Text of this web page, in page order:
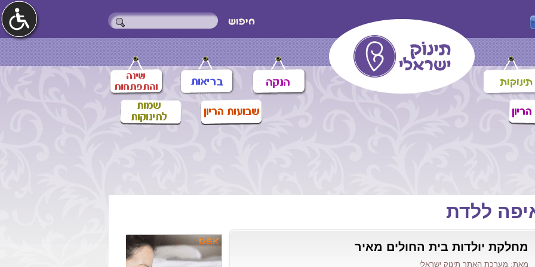
ללדת
מחלקת יולדות בית החולים מאיר
מאת: מערכת האתר תינוק ישראלי